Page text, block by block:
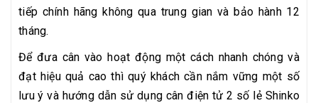
tiếp chính hãng không qua trung gian và bảo hành 12
tháng.
Để đưa cân vào hoạt động một cách nhanh chóng và
đạt hiệu quả cao thì quý khách cần nắm vững một số
lưu ý và hướng dẫn sử dụng cân điện tử 2 số lẻ Shinko